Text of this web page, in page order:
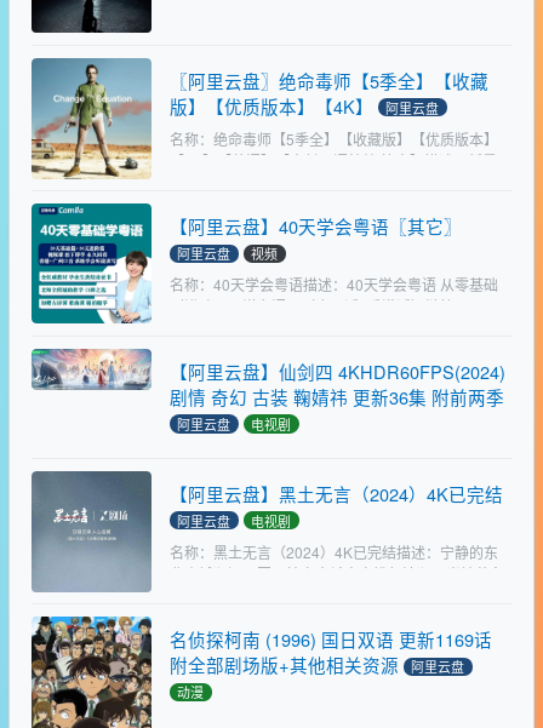
饰）在某大型企业的面试中铩羽而归，祸不单行，生
活中接…
〖阿里云盘〗绝命毒师【5季全】【收藏
版】【优质版本】【4K】
阿里云盘
名称：绝命毒师【5季全】【收藏版】【优质版本】
【4K】【英语】【内封双语特效/简中】描述：新墨西
【阿里云盘】40天学会粤语〖其它〗
阿里云盘 视频
名称：40天学会粤语描述：40天学会粤语 从零基础
到进阶开口说粤语！（广州话+香港话）链接：
【阿里云盘】仙剑四 4KHDR60FPS(2024)
剧情 奇幻 古装 鞠婧祎 更新36集 附前两季
阿里云盘 电视剧
用望舒和羲和双剑网缚妖界，从中夺取灵力，引发人
妖大战，双方伤亡惨重。琼华派弟子云天青和…
【阿里云盘】黑土无言（2024）4K已完结
阿里云盘 电视剧
名称：黑土无言（2024）4K已完结描述：宁静的东
北小城澜河，因一桩离奇杀人案掀起波澜。当地著名
队长关宇（…
名侦探柯南 (1996) 国日双语 更新1169话
附全部剧场版+其他相关资源
阿里云盘
动漫